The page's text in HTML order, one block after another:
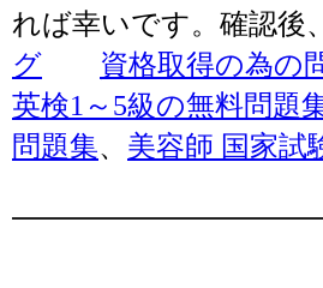
れば幸いです。確認後
グ
資格取得の為の
英検1～5級の無料問題
問題集、 美容師 国家試